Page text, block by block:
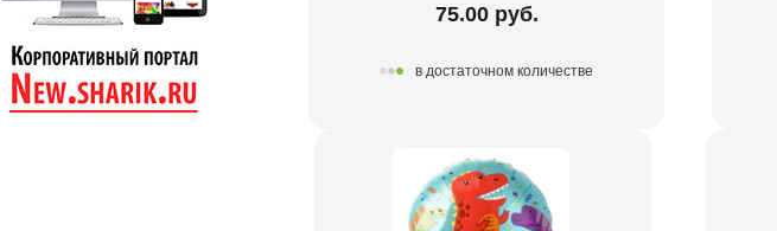
75.00 руб.
в достаточном количестве